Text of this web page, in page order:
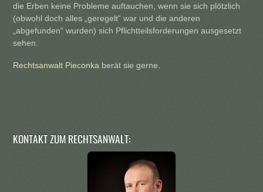
die Erben keine Probleme auftauchen, wenn sie sich plötzlich
(obwohl doch alles „geregelt“ war und die anderen
„abgefunden“ wurden) sich Pflichtteilsforderungen ausgesetzt
sehen.
Rechtsanwalt Pieconka berät sie gerne.
KONTAKT ZUM RECHTSANWALT: